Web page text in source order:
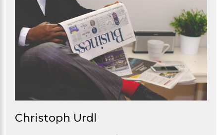
Christoph Urdl